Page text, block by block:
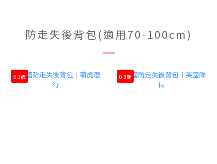
防走失後背包(適用70-100cm)
0-3歲 0-3歲